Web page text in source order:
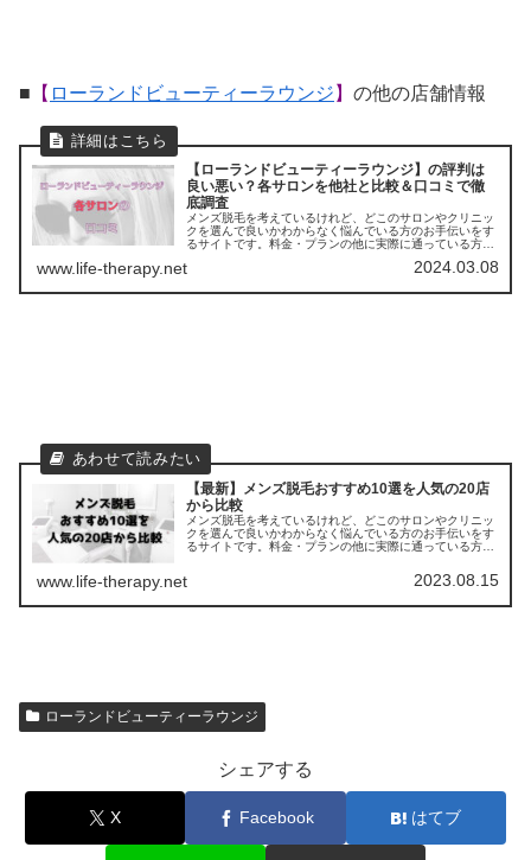
■ 【 ローランドビューティーラウンジ 】 の他の店舗情報
【ローランドビューティーラウンジ】の評判は
良い悪い？各サロンを他社と比較＆口コミで徹
底調査
メンズ脱毛を考えているけれど、どこのサロンやクリニッ
クを選んで良いかわからなく悩んでいる方のお手伝いをす
るサイトです。料金・プランの他に実際に通っている方の
比較もできます。アクセスも解説
www.life-therapy.net 2024.03.08
【最新】メンズ脱毛おすすめ10選を人気の20店
から比較
メンズ脱毛を考えているけれど、どこのサロンやクリニッ
クを選んで良いかわからなく悩んでいる方のお手伝いをす
るサイトです。料金・プランの他に実際に通っている方の
www.life-therapy.net 2023.08.15
ローランドビューティーラウンジ
シェアする
X Facebook はてブ